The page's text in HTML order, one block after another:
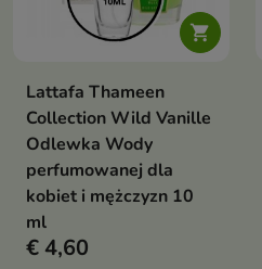

Lattafa Thameen
Collection Wild Vanille
Odlewka Wody
perfumowanej dla
kobiet i mężczyzn 10
ml
€ 4,60